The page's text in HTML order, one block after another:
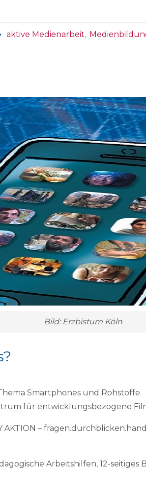
aktive Medienarbeit,
Bild: Erzbistum Köln
Smartphones und Rohstoffe
für entwicklungsbezogene
AKTION –
Arbeitshilfen, 12-seitiges